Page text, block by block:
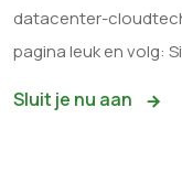
datacenter-
pagina leuk en volg:
Sluit je nu aan